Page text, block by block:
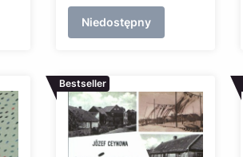
Niedostępny
Bestseller